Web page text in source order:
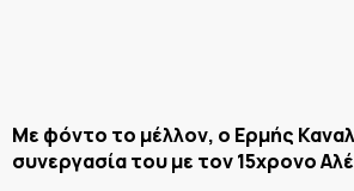
Με φόντο το μέλλον, ο Ερμής
συνεργασία του με τον 15χρονο